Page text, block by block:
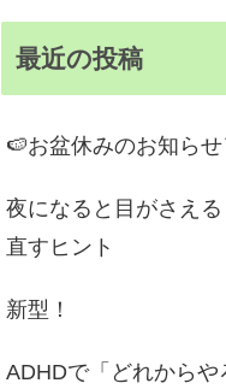
最近の投稿
🍉お盆休みのお知らせ
夜になると目がさえ
直すヒント
新型！
ADHDで「どれからや